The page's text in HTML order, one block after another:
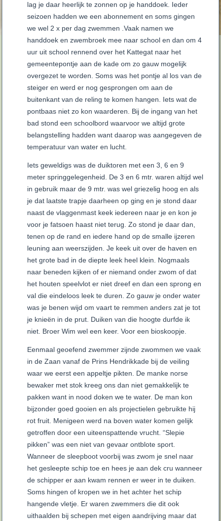
lag je daar heerlijk te zonnen op je handdoek. Ieder
seizoen hadden we een abonnement en soms gingen
we wel 2 x per dag zwemmen .Vaak namen we
handdoek en zwembroek mee naar school en dan om 4
uur uit school rennend over het Kattegat naar het
gemeentepontje aan de kade om zo gauw mogelijk
overgezet te worden. Soms was het pontje al los van de
steiger en werd er nog gesprongen om aan de
buitenkant van de reling te komen hangen. Iets wat de
pontbaas niet zo kon waarderen. Bij de ingang van het
bad stond een schoolbord waarvoor we altijd grote
belangstelling hadden want daarop was aangegeven de
temperatuur van water en lucht.
Iets geweldigs was de duiktoren met een 3, 6 en 9
meter springgelegenheid. De 3 en 6 mtr. waren altijd wel
in gebruik maar de 9 mtr. was wel griezelig hoog en als
je dat laatste trapje daarheen op ging en je stond daar
naast de vlaggenmast keek iedereen naar je en kon je
voor je fatsoen haast niet terug. Zo stond je daar dan,
tenen op de rand en iedere hand op de smalle ijzeren
leuning aan weerszijden. Je keek uit over de haven en
het grote bad in de diepte leek heel klein. Nogmaals
naar beneden kijken of er niemand onder zwom of dat
het houten speelvlot er niet dreef en dan een sprong en
val die eindeloos leek te duren. Zo gauw je onder water
was je benen wijd om vaart te remmen anders zat je tot
je knieën in de prut. Duiken van die hoogte durfde ik
niet. Broer Wim wel een keer. Voor een bioskoopje.
Eenmaal geoefend zwemmer zijnde zwommen we vaak
in de Zaan vanaf de Prins Hendrikkade bij de veiling
waar we eerst een appeltje pikten. De manke norse
bewaker met stok kreeg ons dan niet gemakkelijk te
pakken want in nood doken we te water. De man kon
bijzonder goed gooien en als projectielen gebruikte hij
rot fruit. Menigeen werd na boven water komen gelijk
getroffen door een uiteenspattende vrucht. “Slepie
pikken” was een niet van gevaar ontblote sport.
Wanneer de sleepboot voorbij was zwom je snel naar
het gesleepte schip toe en hees je aan dek cru wanneer
de schipper er aan kwam rennen er weer in te duiken.
Soms hingen of kropen we in het achter het schip
hangende vletje. Er waren zwemmers die dit ook
uithaalden bij schepen met eigen aandrijving maar dat